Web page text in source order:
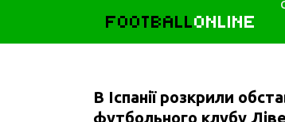
FOOTBALLONLINE
В Іспанії розкрили
футбольного клубу